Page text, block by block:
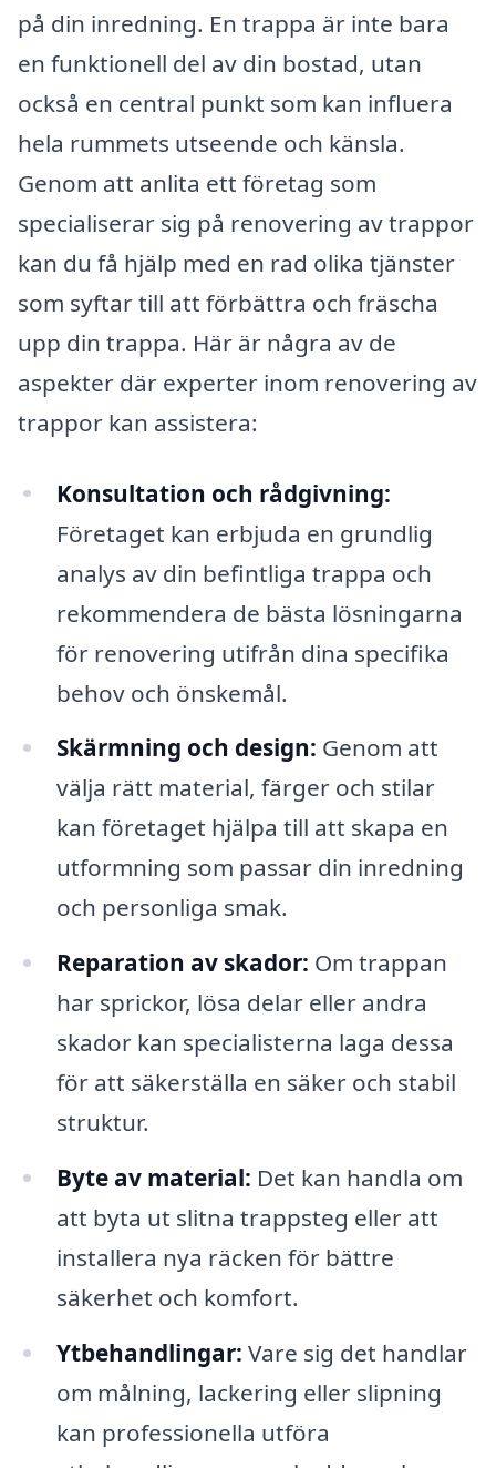
på din inredning. En trappa är inte bara
en funktionell del av din bostad, utan
också en central punkt som kan influera
hela rummets utseende och känsla.
Genom att anlita ett företag som
specialiserar sig på renovering av trappor
kan du få hjälp med en rad olika tjänster
som syftar till att förbättra och fräscha
upp din trappa. Här är några av de
aspekter där experter inom renovering av
trappor kan assistera:
Konsultation och rådgivning:
Företaget kan erbjuda en grundlig
analys av din befintliga trappa och
rekommendera de bästa lösningarna
för renovering utifrån dina specifika
behov och önskemål.
Skärmning och design: Genom att
välja rätt material, färger och stilar
kan företaget hjälpa till att skapa en
utformning som passar din inredning
och personliga smak.
Reparation av skador: Om trappan
har sprickor, lösa delar eller andra
skador kan specialisterna laga dessa
för att säkerställa en säker och stabil
struktur.
Byte av material: Det kan handla om
att byta ut slitna trappsteg eller att
installera nya räcken för bättre
säkerhet och komfort.
Ytbehandlingar: Vare sig det handlar
om målning, lackering eller slipning
kan professionella utföra